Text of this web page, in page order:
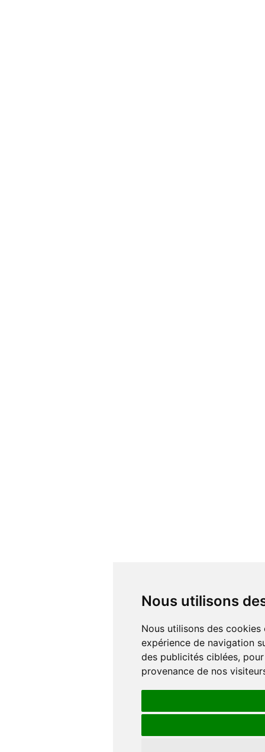
Nous utilisons
Nous utilisons des cookies et d'autres technologies de suivi pour améliorer votre
expérience de navigation
des publicités ciblées,
provenance de nos